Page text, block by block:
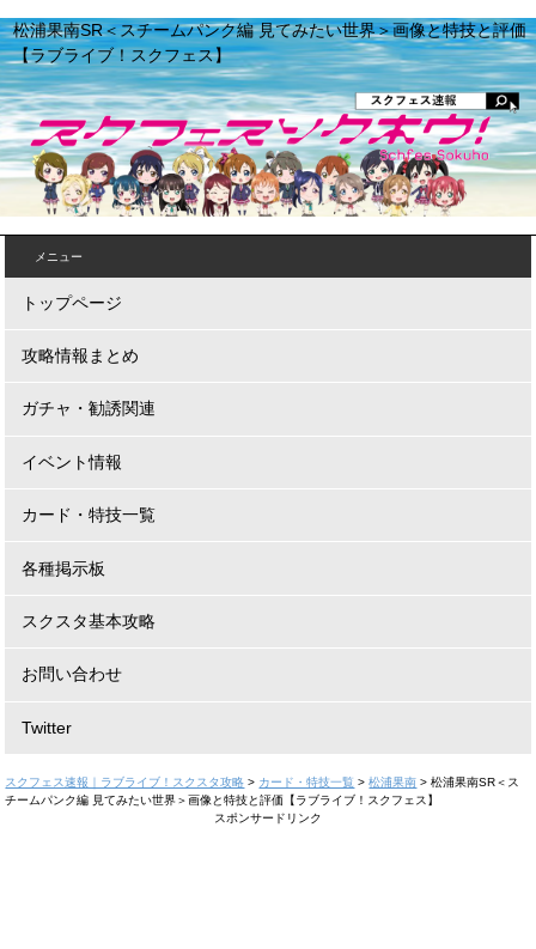
松浦果南SR＜スチームパンク編 見てみたい世界＞画像と特技と評価
【ラブライブ！スクフェス】
メニュー
トップページ
攻略情報まとめ
ガチャ・勧誘関連
イベント情報
カード・特技一覧
各種掲示板
スクスタ基本攻略
お問い合わせ
Twitter
スクフェス速報｜ラブライブ！スクスタ攻略 > カード・特技一覧 >松浦果南 >松浦果南SR＜ス
チームパンク編 見てみたい世界＞画像と特技と評価【ラブライブ！スクフェス】
スポンサードリンク